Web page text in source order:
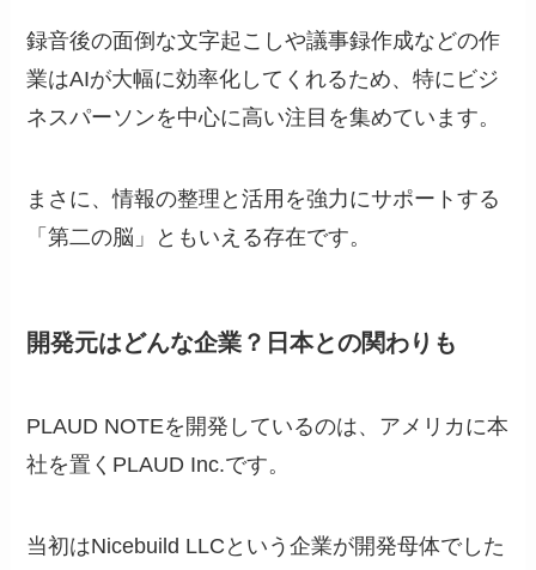
録音後の面倒な文字起こしや議事録作成などの作
業はAIが大幅に効率化してくれるため、特にビジ
ネスパーソンを中心に高い注目を集めています。
まさに、情報の整理と活用を強力にサポートする
「第二の脳」ともいえる存在です。
開発元はどんな企業？日本との関わりも
PLAUD NOTEを開発しているのは、アメリカに本
社を置くPLAUD Inc.です。
当初はNicebuild LLCという企業が開発母体でした